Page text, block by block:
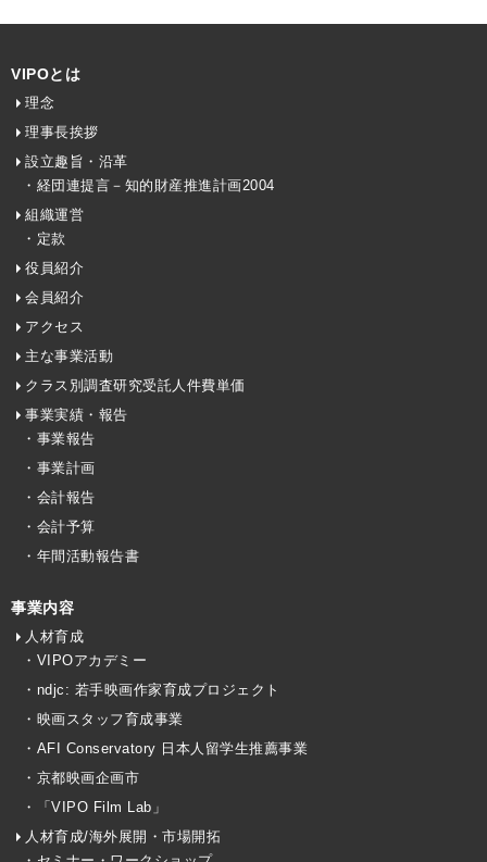
VIPOとは
理念
理事長挨拶
設立趣旨・沿革
・経団連提言－知的財産推進計画2004
組織運営
・定款
役員紹介
会員紹介
アクセス
主な事業活動
クラス別調査研究受託人件費単価
事業実績・報告
・事業報告
・事業計画
・会計報告
・会計予算
・年間活動報告書
事業内容
人材育成
・VIPOアカデミー
・ndjc: 若手映画作家育成プロジェクト
・映画スタッフ育成事業
・AFI Conservatory 日本人留学生推薦事業
・京都映画企画市
・「VIPO Film Lab」
人材育成/海外展開・市場開拓